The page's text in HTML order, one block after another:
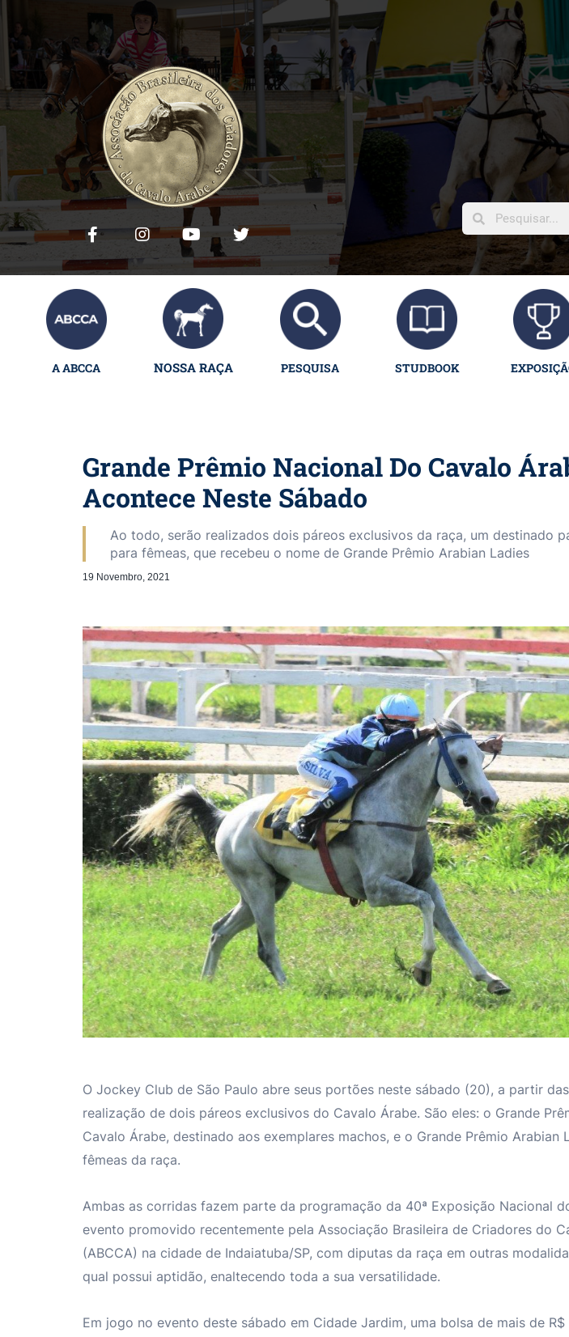
A ABCCA NOSSA RAÇA PESQUISA STUDBOOK
Grande Prêmio Nacional Do Cavalo
Acontece Neste Sábado
Ao todo, serão realizados dois páreos exclusivos da raça, um destinado
para fêmeas, que recebeu o nome de Grande Prêmio Arabian Ladies
19 Novembro, 2021
O Jockey Club de São Paulo abre seus portões neste sábado (20), a partir
realização de dois páreos exclusivos do Cavalo Árabe. São eles: o Grande
Cavalo Árabe, destinado aos exemplares machos, e o Grande Prêmio Arabian
fêmeas da raça.
Ambas as corridas fazem parte da programação da 40ª Exposição Nacional
evento promovido recentemente pela Associação Brasileira de Criadores do
(ABCCA) na cidade de Indaiatuba/SP, com diputas da raça em outras
qual possui aptidão, enaltecendo toda a sua versatilidade.
Em jogo no evento deste sábado em Cidade Jardim, uma bolsa de mais de